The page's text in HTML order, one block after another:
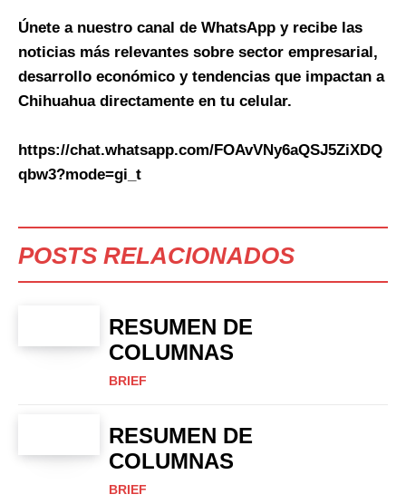
Únete a nuestro canal de WhatsApp y recibe las
noticias más relevantes sobre sector empresarial,
desarrollo económico y tendencias que impactan a
Chihuahua directamente en tu celular.
https://chat.whatsapp.com/FOAvVNy6aQSJ5ZiXDQ
qbw3?mode=gi_t
POSTS RELACIONADOS
RESUMEN DE
COLUMNAS
BRIEF
RESUMEN DE
COLUMNAS
BRIEF